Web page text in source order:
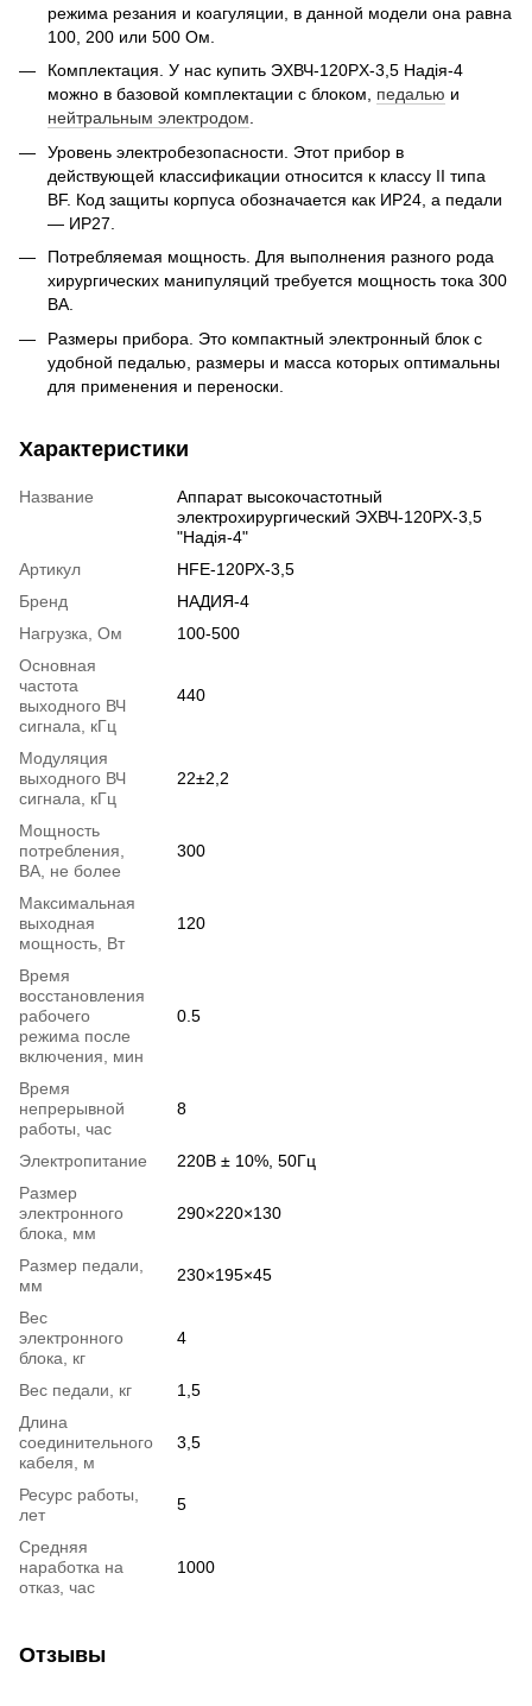
режима резания и коагуляции, в данной модели она равна
100, 200 или 500 Ом.
Комплектация. У нас купить ЭХВЧ-120PX-3,5 Надія-4
можно в базовой комплектации с блоком, педалью и
нейтральным электродом.
Уровень электробезопасности. Этот прибор в
действующей классификации относится к классу II типа
BF. Код защиты корпуса обозначается как ИР24, а педали
— ИР27.
Потребляемая мощность. Для выполнения разного рода
хирургических манипуляций требуется мощность тока 300
ВА.
Размеры прибора. Это компактный электронный блок с
удобной педалью, размеры и масса которых оптимальны
для применения и переноски.
Характеристики
Название
Аппарат высокочастотный
электрохирургический ЭХВЧ-120РХ-3,5
"Надія-4"
Артикул
HFE-120РХ-3,5
Бренд
НАДИЯ-4
Нагрузка, Ом
100-500
Основная
частота
выходного ВЧ
сигнала, кГц
440
Модуляция
выходного ВЧ
сигнала, кГц
22±2,2
Мощность
потребления,
ВА, не более
300
Максимальная
выходная
мощность, Вт
120
Время
восстановления
рабочего
режима после
включения, мин
0.5
Время
непрерывной
работы, час
8
Электропитание
220В ± 10%, 50Гц
Размер
электронного
блока, мм
290×220×130
Размер педали,
мм
230×195×45
Вес
электронного
блока, кг
4
Вес педали, кг
1,5
Длина
соединительного
кабеля, м
3,5
Ресурс работы,
лет
5
Средняя
наработка на
отказ, час
1000
Отзывы